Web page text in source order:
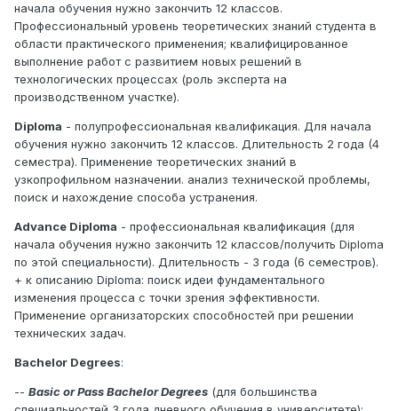
начала обучения нужно закончить 12 классов.
Профессиональный уровень теоретических знаний студента в
области практического применения; квалифицированное
выполнение работ с развитием новых решений в
технологических процессах (роль эксперта на
производственном участке).
Diploma - полупрофессиональная квалификация. Для начала
обучения нужно закончить 12 классов. Длительность 2 года (4
семестра). Применение теоретических знаний в
узкопрофильном назначении. анализ технической проблемы,
поиск и нахождение способа устранения.
Advance Diploma - профессиональная квалификация (для
начала обучения нужно закончить 12 классов/получить Diploma
по этой специальности). Длительность - 3 года (6 семестров).
+ к описанию Diploma: поиск идеи фундаментального
изменения процесса с точки зрения эффективности.
Применение организаторских способностей при решении
технических задач.
Bachelor Degrees:
-- Basic or Pass Bachelor Degrees (для большинства